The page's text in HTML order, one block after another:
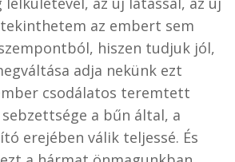
az embert sem
hiszen tudjuk jól,
adja nekünk ezt
csodálatos teremtett
a bűn által, a
erejében válik teljessé. És